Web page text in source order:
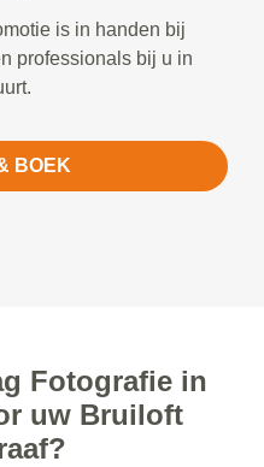
is in handen bij
professionals bij u in
BOEK
Fotografie in
uw Bruiloft